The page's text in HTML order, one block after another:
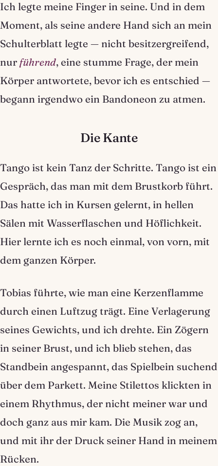
Ich legte meine Finger in seine. Und in dem
Moment, als seine andere Hand sich an mein
Schulterblatt legte — nicht besitzergreifend,
nur führend, eine stumme Frage, der mein
Körper antwortete, bevor ich es entschied —
begann irgendwo ein Bandoneon zu atmen.
Die Kante
Tango ist kein Tanz der Schritte. Tango ist ein
Gespräch, das man mit dem Brustkorb führt.
Das hatte ich in Kursen gelernt, in hellen
Sälen mit Wasserflaschen und Höflichkeit.
Hier lernte ich es noch einmal, von vorn, mit
dem ganzen Körper.
Tobias führte, wie man eine Kerzenflamme
durch einen Luftzug trägt. Eine Verlagerung
seines Gewichts, und ich drehte. Ein Zögern
in seiner Brust, und ich blieb stehen, das
Standbein angespannt, das Spielbein suchend
über dem Parkett. Meine Stilettos klickten in
einem Rhythmus, der nicht meiner war und
doch ganz aus mir kam. Die Musik zog an,
und mit ihr der Druck seiner Hand in meinem
Rücken.